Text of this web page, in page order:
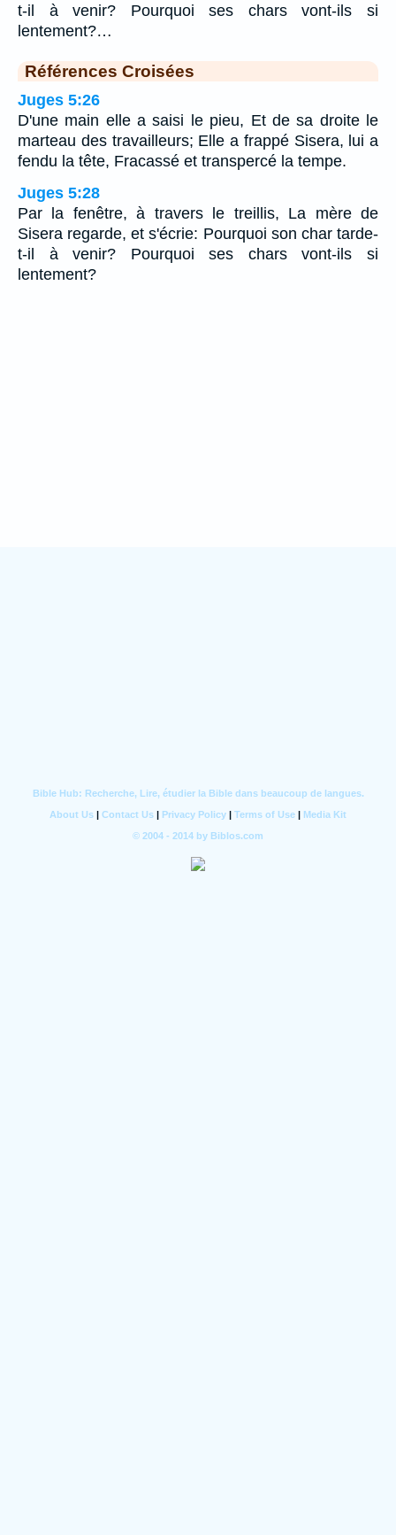
t-il à venir? Pourquoi ses chars vont-ils si
lentement?…
Références Croisées
Juges 5:26
D'une main elle a saisi le pieu, Et de sa droite le
marteau des travailleurs; Elle a frappé Sisera, lui a
fendu la tête, Fracassé et transpercé la tempe.
Juges 5:28
Par la fenêtre, à travers le treillis, La mère de
Sisera regarde, et s'écrie: Pourquoi son char tarde-
t-il à venir? Pourquoi ses chars vont-ils si
lentement?